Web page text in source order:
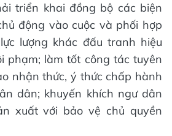
triển khai đồng bộ các biện
động vào cuộc và phối hợp
lượng khác đấu tranh hiệu
phạm; làm tốt công tác tuyên
nhận thức, ý thức chấp hành
dân; khuyến khích ngư dân
xuất với bảo vệ chủ quyền